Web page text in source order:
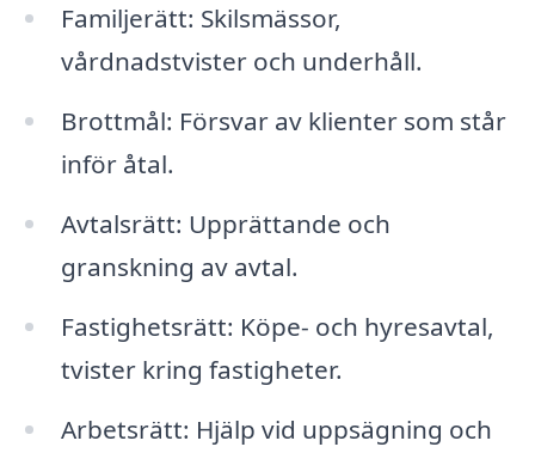
Familjerätt: Skilsmässor,
vårdnadstvister och underhåll.
Brottmål: Försvar av klienter som står
inför åtal.
Avtalsrätt: Upprättande och
granskning av avtal.
Fastighetsrätt: Köpe- och hyresavtal,
tvister kring fastigheter.
Arbetsrätt: Hjälp vid uppsägning och